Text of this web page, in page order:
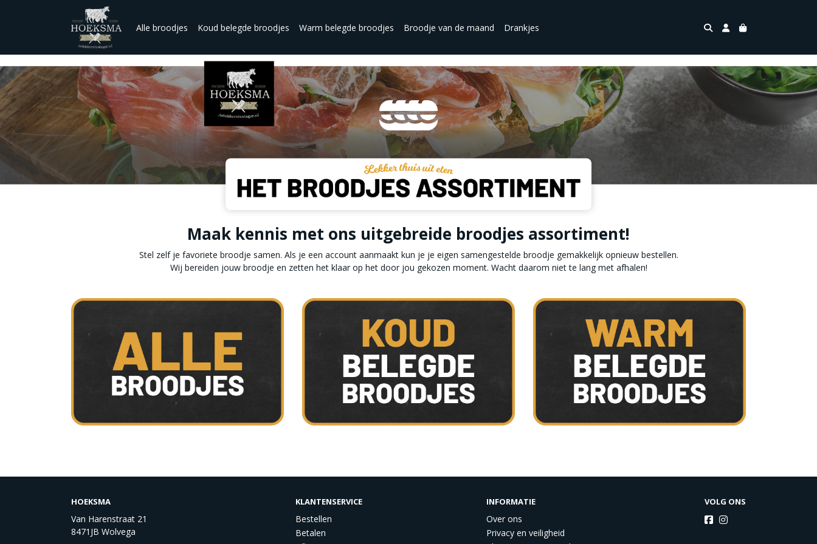
Alle broodjes Koud belegde broodjes Warm belegde broodjes Broodje van de maand Drankjes
Maak kennis met ons uitgebreide broodjes assortiment!
Stel zelf je favoriete broodje samen. Als je een account aanmaakt kun je je eigen samengestelde broodje gemakkelijk opnieuw bestellen.
Wij bereiden jouw broodje en zetten het klaar op het door jou gekozen moment. Wacht daarom niet te lang met afhalen!
HOEKSMA
Van Harenstraat 21
8471JB Wolvega
KLANTENSERVICE
Bestellen
Betalen
INFORMATIE
Over ons
Privacy en veiligheid
VOLG ONS